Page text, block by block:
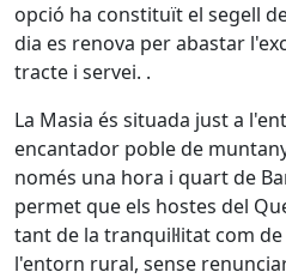
opció ha constituït el segell
dia es renova per abastar
tracte i servei. .
La Masia és situada just a
encantador poble de
només una hora i quart de
permet que els hostes del
tant de la tranquil·litat com
l'entorn rural, sense